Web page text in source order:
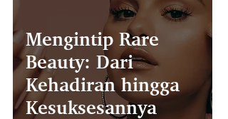
Mengintip Rare
Beauty: Dari
Kehadiran hingga
Kesuksesannya